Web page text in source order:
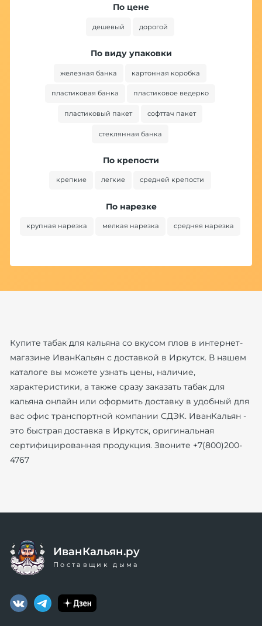
По цене
дешевый дорогой
По виду упаковки
железная банка картонная коробка
пластиковая банка пластиковое ведерко
пластиковый пакет софттач пакет
стеклянная банка
По крепости
крепкие легкие средней крепости
По нарезке
крупная нарезка мелкая нарезка средняя нарезка
Купите табак для кальяна со вкусом плов в интернет-
магазине ИванКальян с доставкой в Иркутск. В нашем
каталоге вы можете узнать цены, наличие,
характеристики, а также сразу заказать табак для
кальяна онлайн или оформить доставку в удобный для
вас офис транспортной компании СДЭК. ИванКальян -
это быстрая доставка в Иркутск, оригинальная
сертифицированная продукция. Звоните +7(800)200-
4767
ИванКальян.ру
Поставщик дыма